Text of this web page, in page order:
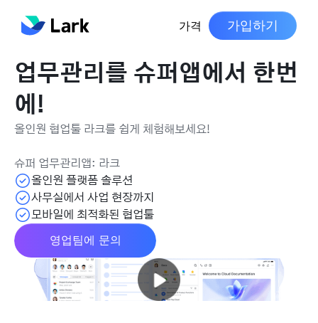
가격 가입하기
업무관리를 슈퍼앱에서 한번
에!
올인원 협업툴 라크를 쉽게 체험해보세요!
슈퍼 업무관리앱: 라크
올인원 플랫폼 솔루션
사무실에서 사업 현장까지
모바일에 최적화된 협업툴
영업팀에 문의